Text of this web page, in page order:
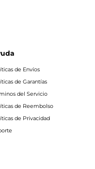
de Envíos
de Garantías
del Servicio
de Reembolso
de Privacidad